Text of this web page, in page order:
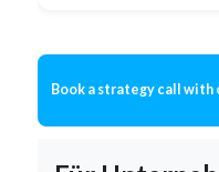
Book a strategy call with